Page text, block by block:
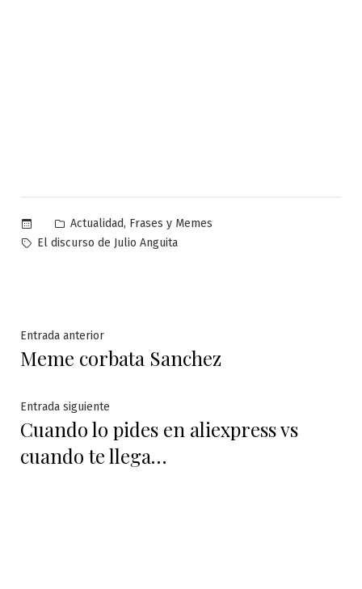
Publicado
en
Actualidad, Frases y Memes
Etiquetas:
El discurso de Julio Anguita
Navegación
de
entradas
Entrada anteriorEntrada
anterior:
Meme corbata Sanchez
Entrada siguiente
siguiente:
Cuando lo pides en aliexpress vs
cuando te llega…